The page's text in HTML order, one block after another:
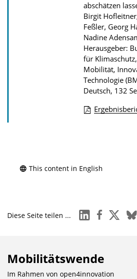
t
i
o
n
abschätzen
Birgit
Feßler, Georg
Nadine
Herausgeber:
für
Mobilität,
Technologie
Deutsch, 132
d
u
r
This content in English
Diese Seite teilen ... linkedinfacebook
x
Mobilitätswende
Im Rahmen von open4innovation